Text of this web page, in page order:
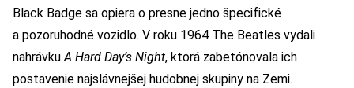
Black Badge sa opiera o presne jedno špecifické
a pozoruhodné vozidlo. V roku 1964 The Beatles vydali
nahrávkuA Hard Day’s Night, ktorá zabetónovala ich
postavenie najslávnejšej hudobnej skupiny na Zemi.